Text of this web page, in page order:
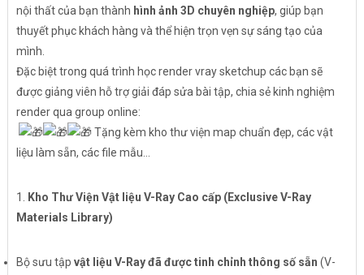
nội thất của bạn thành hình ảnh 3D chuyên nghiệp, giúp bạn
thuyết phục khách hàng và thể hiện trọn vẹn sự sáng tạo của
mình.
Đặc biệt trong quá trình học render vray sketchup các bạn sẽ
được giảng viên hỗ trợ giải đáp sửa bài tập, chia sẻ kinh nghiệm
render qua group online:
Tặng kèm kho thư viện map chuẩn đẹp, các vật
liệu làm sẵn, các file mẫu...
1. Kho Thư Viện Vật liệu V-Ray Cao cấp (Exclusive V-Ray
Materials Library)
Bộ sưu tập vật liệu V-Ray đã được tinh chỉnh thông số sẵn (V-